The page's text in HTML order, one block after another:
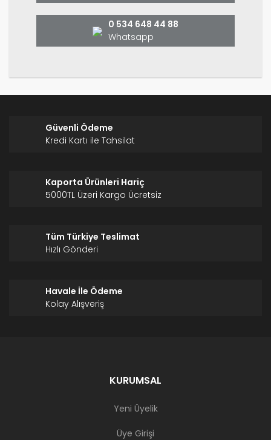
0 534 648 44 88
Whatsapp
Güvenli Ödeme
Kredi Kartı ile Tahsilat
Kaporta Ürünleri Hariç
5000TL Üzeri Kargo Ücretsiz
Tüm Türkiye Teslimat
Hızlı Gönderi
Havale İle Ödeme
Kolay Alışveriş
KURUMSAL
Yeni Üyelik
Üye Girişi